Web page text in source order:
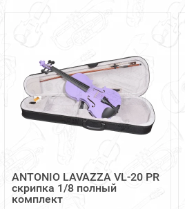
ANTONIO LAVAZZA VL-20 PR
скрипка 1/8 полный
комплект